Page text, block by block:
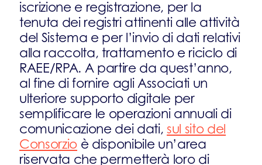
iscrizione e registrazione, per la
tenuta dei registri attinenti alle attività
del Sistema e per l’invio di dati relativi
alla raccolta, trattamento e riciclo di
RAEE/RPA. A partire da quest’anno,
al fine di fornire agli Associati un
ulteriore supporto digitale per
semplificare le operazioni annuali di
comunicazione dei dati,sul sito del
Consorzio è disponibile un’area
riservata che permetterà loro di